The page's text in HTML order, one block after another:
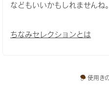
などもいいかもしれませんね。
ちなみセレクションとは
使用き